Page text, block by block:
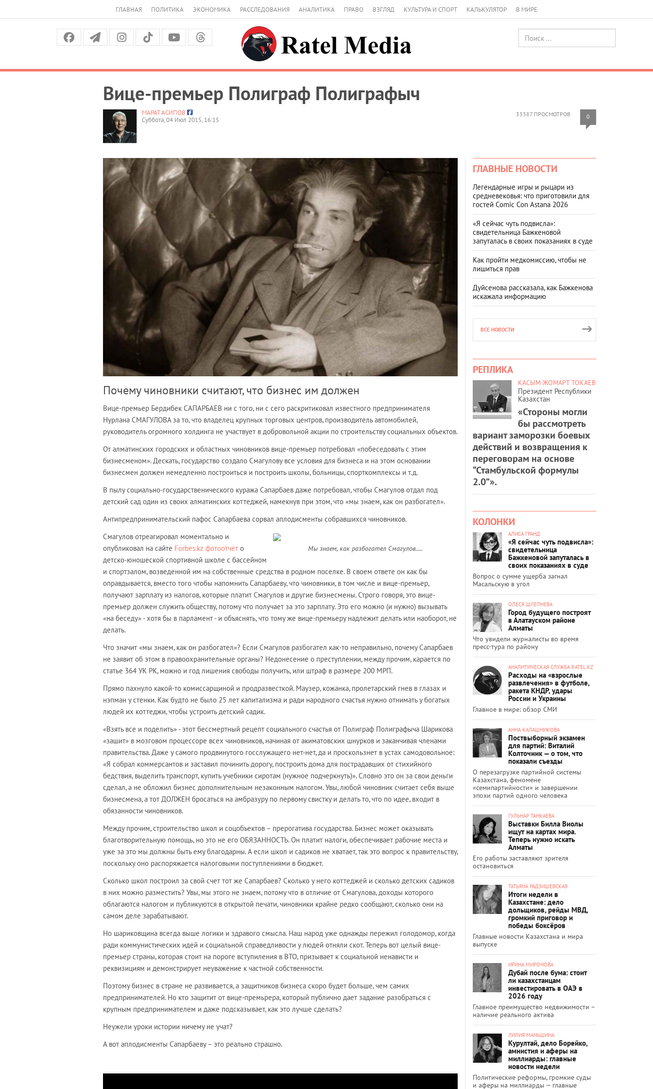
ГЛАВНАЯ ПОЛИТИКА ЭКОНОМИКА РАССЛЕДОВАНИЯ АНАЛИТИКА ПРАВО ВЗГЛЯД КУЛЬТУРА И СПОРТ КАЛЬКУЛЯТОР В МИРЕ
Вице-премьер Полиграф Полиграфыч
33387 ПРОСМОТРОВ 0
МАРАТ АСИПОВ
Суббота, 04 Июл 2015, 16:15
Почему чиновники считают, что бизнес им должен
Вице-премьер Бердибек САПАРБАЕВ ни с того, ни с сего раскритиковал известного предпринимателя
Нурлана СМАГУЛОВА за то, что владелец крупных торговых центров, производитель автомобилей,
руководитель огромного холдинга не участвует в добровольной акции по строительству социальных объектов.
От алматинских городских и областных чиновников вице-премьер потребовал «побеседовать с этим
бизнесменом». Дескать, государство создало Смагулову все условия для бизнеса и на этом основании
бизнесмен должен немедленно построиться и построить школы, больницы, спорткомплексы и т.д.
В пылу социально-государственического куража Сапарбаев даже потребовал, чтобы Смагулов отдал под
детский сад один из своих алматинских коттеджей, намекнув при этом, что «мы знаем, как он разбогател».
Антипредпринимательский пафос Сапарбаева сорвал аплодисменты собравшихся чиновников.
Мы знаем, как разбогател Смагулов.....
Смагулов отреагировал моментально и
опубликовал на сайте Forbes.kz фотоотчет о
детско-юношеской спортивной школе с бассейном
и спортзалом, возведенной им на собственные средства в родном поселке. В своем ответе он как бы
оправдывается, вместо того чтобы напомнить Сапарбаеву, что чиновники, в том числе и вице-премьер,
получают зарплату из налогов, которые платит Смагулов и другие бизнесмены. Строго говоря, это вице-
премьер должен служить обществу, потому что получает за это зарплату. Это его можно (и нужно) вызывать
«на беседу» - хотя бы в парламент - и объяснять, что тому же вице-премьеру надлежит делать или наоборот, не
делать.
Что значит «мы знаем, как он разбогател»? Если Смагулов разбогател как-то неправильно, почему Сапарбаев
не заявит об этом в правоохранительные органы? Недонесение о преступлении, между прочим, карается по
статье 364 УК РК, можно и год лишения свободы получить, или штраф в размере 200 МРП.
Прямо пахнуло какой-то комиссарщиной и продразвесткой. Маузер, кожанка, пролетарский гнев в глазах и
нэпман у стенки. Как будто не было 25 лет капитализма и ради народного счастья нужно отнимать у богатых
людей их коттеджи, чтобы устроить детский садик.
«Взять все и поделить» - этот бессмертный рецепт социального счастья от Полиграф Полиграфыча Шарикова
«зашит» в мозговом процессоре всех чиновников, начиная от акиматовских шнурков и заканчивая членами
правительства. Даже у самого продвинутого госслужащего нет-нет, да и проскользнет в устах самодовольное:
«Я собрал коммерсантов и заставил починить дорогу, построить дома для пострадавших от стихийного
бедствия, выделить транспорт, купить учебники сиротам (нужное подчеркнуть)». Словно это он за свои деньги
сделал, а не обложил бизнес дополнительным незаконным налогом. Увы, любой чиновник считает себя выше
бизнесмена, а тот ДОЛЖЕН бросаться на амбразуру по первому свистку и делать то, что по идее, входит в
обязанности чиновников.
Между прочим, строительство школ и соцобъектов – прерогатива государства. Бизнес может оказывать
благотворительную помощь, но это не его ОБЯЗАННОСТЬ. Он платит налоги, обеспечивает рабочие места и
уже за это мы должны быть ему благодарны. А если школ и садиков не хватает, так это вопрос к правительству,
поскольку оно распоряжается налоговыми поступлениями в бюджет.
Сколько школ построил за свой счет тот же Сапарбаев? Сколько у него коттеджей и сколько детских садиков
в них можно разместить? Увы, мы этого не знаем, потому что в отличие от Смагулова, доходы которого
облагаются налогом и публикуются в открытой печати, чиновники крайне редко сообщают, сколько они на
самом деле зарабатывают.
Но шариковщина всегда выше логики и здравого смысла. Наш народ уже однажды пережил голодомор, когда
ради коммунистических идей и социальной справедливости у людей отняли скот. Теперь вот целый вице-
премьер страны, которая стоит на пороге вступиления в ВТО, призывает к социальной ненависти и
реквизициям и демонстрирует неуважение к частной собственности.
Поэтому бизнес в стране не развивается, а защитников бизнеса скоро будет больше, чем самих
предпринимателей. Но кто защитит от вице-премьрера, который публично дает задание разобраться с
крупным предпринимателем и даже подсказывает, как это лучше сделать?
Неужели уроки истории ничему не учат?
А вот аплодисменты Сапарбаеву – это реально страшно.
ГЛАВНЫЕ НОВОСТИ
Легендарные игры и рыцари из
средневековья: что приготовили для
гостей Comic Con Astana 2026
«Я сейчас чуть подвисла»:
свидетельница Бажкеновой
запуталась в своих показаниях в суде
Как пройти медкомиссию, чтобы не
лишиться прав
Дуйсенова рассказала, как Бажкенова
искажала информацию
ВСЕ НОВОСТИ
РЕПЛИКА
КАСЫМ-ЖОМАРТ ТОКАЕВ
Президент Республики
Казахстан
«Стороны могли
бы рассмотреть
вариант заморозки боевых
действий и возвращения к
переговорам на основе
“Стамбульской формулы
2.0”».
КОЛОНКИ
АЛИСА ГРАНД
«Я сейчас чуть подвисла»:
свидетельница
Бажкеновой запуталась в
своих показаниях в суде
Вопрос о сумме ущерба загнал
Масальскую в угол
ОЛЕСЯ ШЛЕПНЕВА
Город будущего построят
в Алатауском районе
Алматы
Что увидели журналисты во время
пресс-тура по району
АНАЛИТИЧЕСКАЯ СЛУЖБА RATEL.KZ
Расходы на «взрослые
развлечения» в футболе,
ракета КНДР, удары
России и Украины
Главное в мире: обзор СМИ
АННА КАЛАШНИКОВА
Поствыборный экзамен
для партий: Виталий
Колточник — о том, что
показали съезды
О перезагрузке партийной системы
Казахстана, феномене
«семипартийности» и завершении
эпохи партий одного человека
ГУЛЬНАР ТАНКАЕВА
Выставки Билла Виолы
ищут на картах мира.
Теперь нужно искать
Алматы
Его работы заставляют зрителя
остановиться
ТАТЬЯНА РАДЗИШЕВСКАЯ
Итоги недели в
Казахстане: дело
дольщиков, рейды МВД,
громкий приговор и
победы боксёров
Главные новости Казахстана и мира
выпуске
ИРИНА МИРОНОВА
Дубай после бума: стоит
ли казахстанцам
инвестировать в ОАЭ в
2026 году
Главное преимущество недвижимости –
наличие реального актива
ЛИЛИЯ МАНЬШИНА
Курултай, дело Борейко,
амнистия и аферы на
миллиарды: главные
новости недели
Политические реформы, громкие суды
и аферы на миллиарды — главные